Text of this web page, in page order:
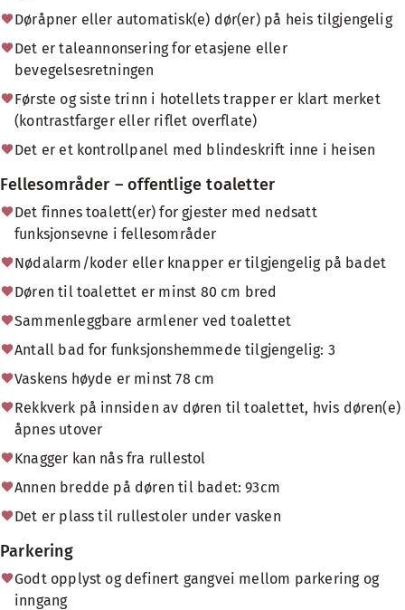
Døråpner eller automatisk(e) dør(er) på heis tilgjengelig
Det er taleannonsering for etasjene eller
bevegelsesretningen
Første og siste trinn i hotellets trapper er klart merket
(kontrastfarger eller riflet overflate)
Det er et kontrollpanel med blindeskrift inne i heisen
Fellesområder – offentlige toaletter
Det finnes toalett(er) for gjester med nedsatt
funksjonsevne i fellesområder
Nødalarm/koder eller knapper er tilgjengelig på badet
Døren til toalettet er minst 80 cm bred
Sammenleggbare armlener ved toalettet
Antall bad for funksjonshemmede tilgjengelig: 3
Vaskens høyde er minst 78 cm
Rekkverk på innsiden av døren til toalettet, hvis døren(e)
åpnes utover
Knagger kan nås fra rullestol
Annen bredde på døren til badet: 93cm
Det er plass til rullestoler under vasken
Parkering
Godt opplyst og definert gangvei mellom parkering og
inngang